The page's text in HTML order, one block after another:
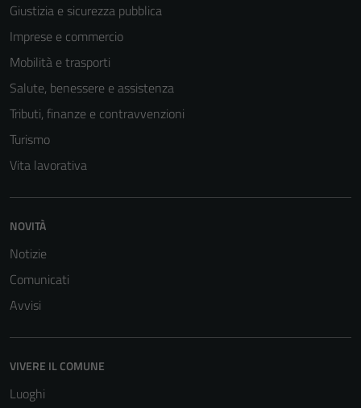
Giustizia e sicurezza pubblica
Imprese e commercio
Mobilità e trasporti
Salute, benessere e assistenza
Tributi, finanze e contravvenzioni
Turismo
Vita lavorativa
NOVITÀ
Notizie
Comunicati
Avvisi
VIVERE IL COMUNE
Luoghi